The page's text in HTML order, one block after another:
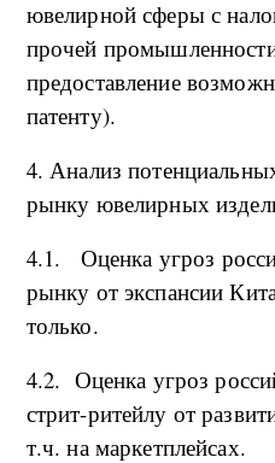
ювелирной сферы с
прочей
предоставление
патенту).
4. Анализ
рынку ювелирных
4.1. Оценка угроз
рынку от экспансии
только.
4.2. Оценка угроз
стрит-ритейлу от
т.ч. на маркетплейсах.